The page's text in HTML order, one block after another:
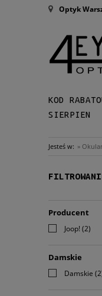
Optyk
KOD
SIERPIEN
Jesteś w: »
Producent
Joop! (2)
Damskie
Damskie